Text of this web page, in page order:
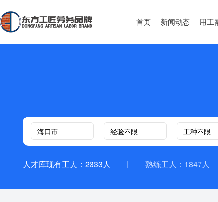
首页 新闻动态 用工
人才库现有工人：2333人 | 熟练工人：1847人